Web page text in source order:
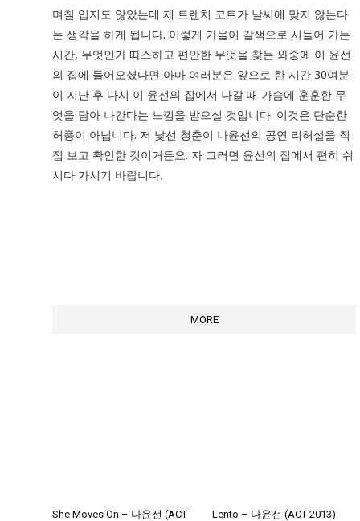
며칠 입지도 않았는데 제 트렌치 코트가 날씨에 맞지 않는다
는 생각을 하게 됩니다. 이렇게 가을이 갈색으로 시들어 가는
시간, 무엇인가 따스하고 편안한 무엇을 찾는 와중에 이 윤선
의 집에 들어오셨다면 아마 여러분은 앞으로 한 시간 30여분
이 지난 후 다시 이 윤선의 집에서 나갈 때 가슴에 훈훈한 무
엇을 담아 나간다는 느낌을 받으실 것입니다. 이것은 단순한
허풍이 아닙니다. 저 낯선 청춘이 나윤선의 공연 리허설을 직
접 보고 확인한 것이거든요. 자 그러면 윤선의 집에서 편히 쉬
시다 가시기 바랍니다.
MORE
She Moves On – 나윤선 (ACT
Lento – 나윤선 (ACT 2013)